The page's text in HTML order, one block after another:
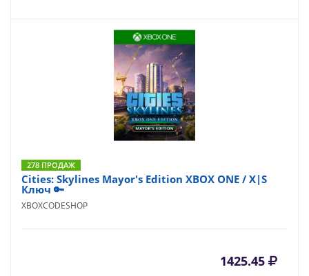
278 ПРОДАЖ
Cities: Skylines Mayor's Edition XBOX ONE / X|S
Ключ 🔑
XBOXCODESHOP
1425.45